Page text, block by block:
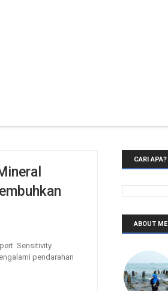
Sensitivity
pendarahan
CARI APA?
ABOUT ME